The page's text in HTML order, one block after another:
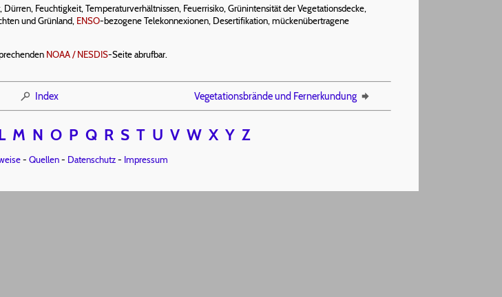
Feuchtigkeit, Temperaturverhältnissen, Feuerrisiko, Grünintensität der Vegetationsdecke,
und Grünland, ENSO-bezogene Telekonnexionen, Desertifikation, mückenübertragene
NOAA / NESDIS-Seite abrufbar.
Index Vegetationsbrände und Fernerkundung
M N O P Q R S T U V W X Y Z
- Quellen- Datenschutz- Impressum